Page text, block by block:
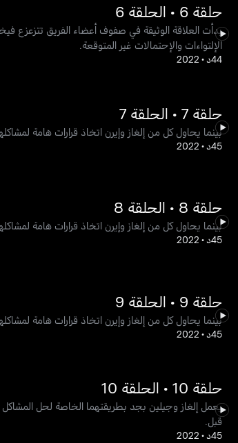
حلقة 6 • الحلقة 6
بدأت العلاقة الوثيقة في صفوف أعضاء الفريق تتزعزع
الإلتواءات والإحتمالات غير المتوقعة.
44د •
2022
حلقة 7 • الحلقة 7
بينما يحاول كل من إلغاز وإيرن اتخاذ قرارات هامة
45د •
2022
حلقة 8 • الحلقة 8
بينما يحاول كل من إلغاز وإيرن اتخاذ قرارات هامة
45د •
2022
حلقة 9 • الحلقة 9
بينما يحاول كل من إلغاز وإيرن اتخاذ قرارات هامة
45د •
2022
حلقة 10 • الحلقة 10
يعمل إلغاز وجيلين بجد بطريقتهما الخاصة لحل
قبل.
45د •
2022